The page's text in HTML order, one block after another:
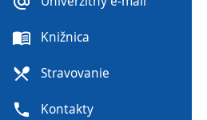
menu_book Knižnica
local_dining Stravovanie
phone Kontakty